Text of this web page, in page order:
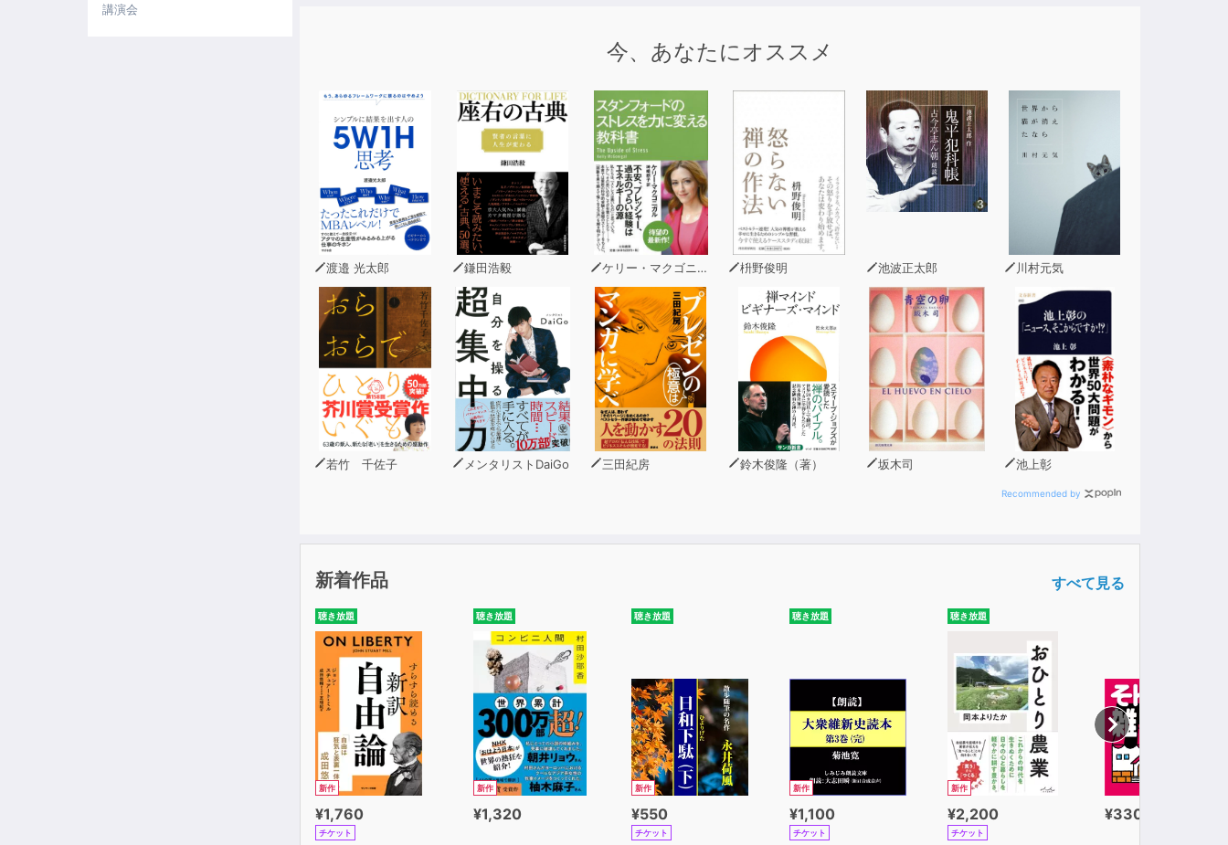
講演会
Ｑさんによる愉快痛快な「宇宙の法則」で、人生は「どんどん良くなる」のだから、「どん欲」に思ったことをかなえよ
＊目次より
◎悪魔崇拝を否定し、謎の大バッシングを受けた日
◎「未知のウイルス」と同様に「未知の願い」も潜在意識は拒絶する！
◎人類史上最大の事件！ 「神のパラダイム転換」が始まっている！
◎スマホひとつで空海を超える時代
◎どんどん良くなる「神意識」は、どん欲なんだ！
◎自信は足すものじゃない、戻すものなんだ！
◎「すごい」は平常を超越した出来事を引き寄せる
◎神意識から投資をしてもらい「人生のハイパー・インフレ」へ！
◎「ヘラヘラ」で望むパラレルワールドにワープしよう！
◎「思い込みの亡霊」を退治するアクション１～７
今、あなたにオススメ
渡邉 光太郎 鎌田浩毅 ケリー・マクゴニガル 枡野俊明 池波正太郎 川村元気
若竹 千佐子 メンタリストDaiGo 三田紀房 鈴木俊隆（著） 坂木司 池上彰
Recommended by
新着作品 すべて見る
聴き放題
新作
¥1,760
チケット
聴き放題
新作
¥1,320
聴き放題
新作
¥550
チケット
聴き放題
新作
¥1,100
チケット
聴き放題
新作
¥2,200
チケット
¥330